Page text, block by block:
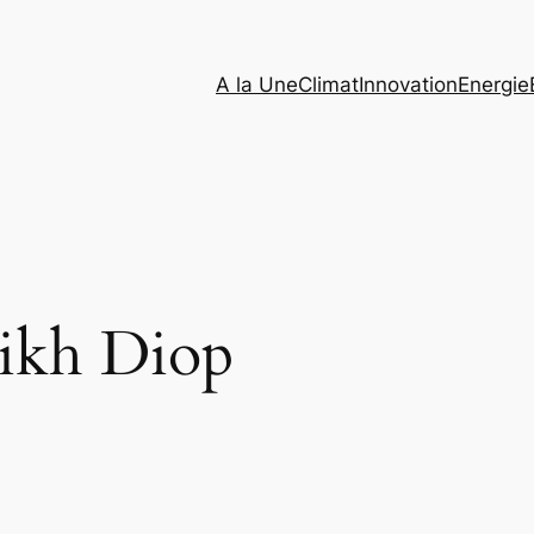
A la UneClimatInnovationEnergie
Diop